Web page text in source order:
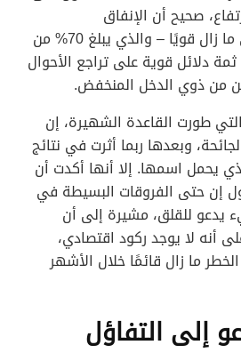
صحيح أن الإنفاق
الاستهلاكي الإجمالي ما زال قويًا – والذي يبلغ 70% من
دلائل قوية على تراجع الأحوال
من ذوي الدخل المنخفض.
طورت القاعدة الشهيرة، إن
وبعدها ربما أثرت في نتائج
يحمل اسمها. إلا أنها أكدت أن
إن حتى الفروقات البسيطة في
للقلق، مشيرة إلى أن
أنه لا يوجد ركود اقتصادي،
ما زال قائمًا خلال الأشهر
إلى التفاؤل